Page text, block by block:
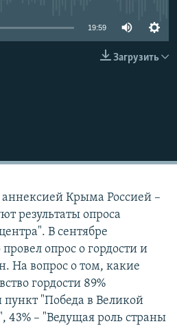
19:59
Загрузить
аннексией Крыма Россией –
результаты опроса
В сентябре
опрос о гордости и
На вопрос о том, какие
гордости 89%
"Победа в Великой
43% – "Ведущая роль страны